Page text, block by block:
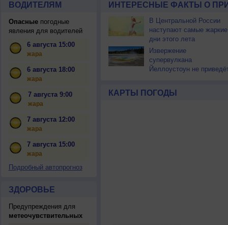
ВОДИТЕЛЯМ
Опасныепогодные
явления для водителей
6 августа 15:00
жара
6 августа 18:00
жара
7 августа 9:00
жара
7 августа 12:00
жара
7 августа 15:00
жара
Подробный автопрогноз
ЗДОРОВЬЕ
Предупреждения для
метеочувствительных
ИНТЕРЕСНЫЕ ФАКТЫ О
В Центральной России
наступают самые жаркие
дни этого лета
Извержение
супервулкана
Йеллоустоун не
КАРТЫ ПОГОДЫ